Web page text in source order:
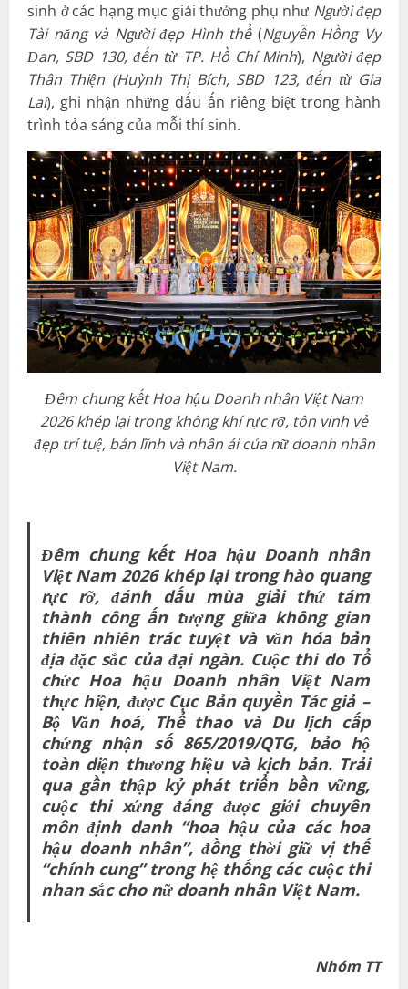
sinh ở các hạng mục giải thưởng phụ như Người đẹp
Tài năng và Người đẹp Hình thể(Nguyễn Hồng Vy
Đan, SBD 130, đến từ TP. Hồ Chí Minh), Người đẹp
Thân Thiện (Huỳnh Thị Bích, SBD 123, đến từ Gia
Lai), ghi nhận những dấu ấn riêng biệt trong hành
trình tỏa sáng của mỗi thí sinh.
Đêm chung kết Hoa hậu Doanh nhân Việt Nam
2026 khép lại trong không khí rực rỡ, tôn vinh vẻ
đẹp trí tuệ, bản lĩnh và nhân ái của nữ doanh nhân
Việt Nam.
Đêm chung kết Hoa hậu Doanh nhân
Việt Nam 2026 khép lại trong hào quang
rực rỡ, đánh dấu mùa giải thứ tám
thành công ấn tượng giữa không gian
thiên nhiên trác tuyệt và văn hóa bản
địađặc sắc củađại ngàn. Cuộc thi do Tổ
chức Hoa hậu Doanh nhân Việt Nam
thực hiện, được Cục Bản quyền Tác giả –
Bộ Văn hoá, Thể thao và Du lịch cấp
chứng nhận số 865/2019/QTG, bảo hộ
toàn diện thương hiệu và kịch bản. Trải
qua gần thập kỷ phát triển bền vững,
cuộc thi xứng đángđược giới chuyên
mônđịnh danh “hoa hậu của các hoa
hậu doanh nhân”, đồng thời giữ vị thế
“chính cung” trong hệ thống các cuộc thi
nhan sắccho nữ doanh nhân Việt Nam.
Nhóm TT